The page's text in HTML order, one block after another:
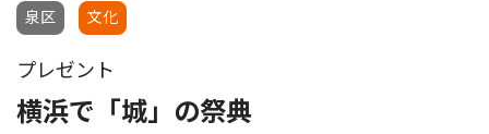
泉区 文化
プレゼント
横浜で「城」の祭典